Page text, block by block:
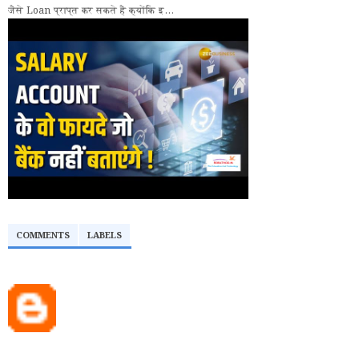
जैसे Loan प्राप्त कर सकते हैं क्योंकि इ...
COMMENTS LABELS